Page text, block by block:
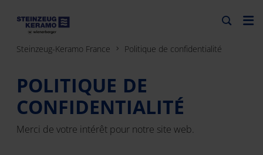
Steinzeug-Keramo France Politique de confidentialité
POLITIQUE DE
CONFIDENTIALITÉ
Merci de votre intérêt pour notre site web.